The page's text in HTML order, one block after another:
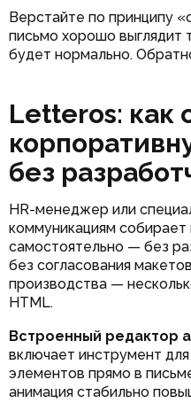
Верстайте по принципу
письмо хорошо выглядит
будет нормально.
Letteros: как
без
HR-менеджер или
коммуникациям
самостоятельно — без
без согласования
производства —
HTML.
Встроенный редактор
включает инструмент
элементов прямо в
анимация стабильно